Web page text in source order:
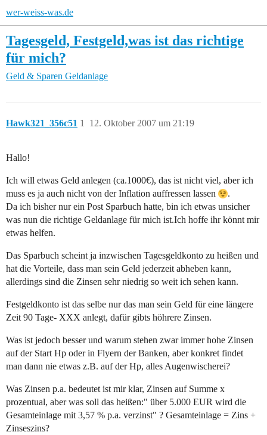
wer-weiss-was.de
Tagesgeld, Festgeld,was ist das richtige
für mich?
Geld & Sparen Geldanlage
Hawk321_356c51 12. Oktober 2007 um 21:19
1
Hallo!
Ich will etwas Geld anlegen (ca.1000€), das ist nicht viel, aber ich
muss es ja auch nicht von der Inflation auffressen lassen
.
Da ich bisher nur ein Post Sparbuch hatte, bin ich etwas unsicher
was nun die richtige Geldanlage für mich ist.Ich hoffe ihr könnt mir
etwas helfen.
Das Sparbuch scheint ja inzwischen Tagesgeldkonto zu heißen und
hat die Vorteile, dass man sein Geld jederzeit abheben kann,
allerdings sind die Zinsen sehr niedrig so weit ich sehen kann.
Festgeldkonto ist das selbe nur das man sein Geld für eine längere
Zeit 90 Tage- XXX anlegt, dafür gibts höhrere Zinsen.
Was ist jedoch besser und warum stehen zwar immer hohe Zinsen
auf der Start Hp oder in Flyern der Banken, aber konkret findet
man dann nie etwas z.B. auf der Hp, alles Augenwischerei?
Was Zinsen p.a. bedeutet ist mir klar, Zinsen auf Summe x
prozentual, aber was soll das heißen:" über 5.000 EUR wird die
Gesamteinlage mit 3,57 % p.a. verzinst" ? Gesamteinlage = Zins +
Zinseszins?